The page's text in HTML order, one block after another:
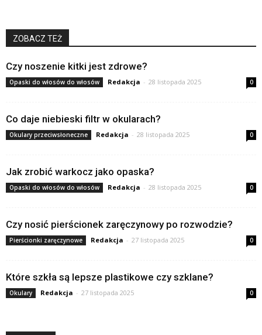
ZOBACZ TEŻ
Czy noszenie kitki jest zdrowe?
Opaski do włosów do włosów Redakcja - 28 listopada 2025 0
Co daje niebieski filtr w okularach?
Okulary przeciwsłoneczne Redakcja - 28 listopada 2025 0
Jak zrobić warkocz jako opaska?
Opaski do włosów do włosów Redakcja - 28 listopada 2025 0
Czy nosić pierścionek zaręczynowy po rozwodzie?
Pierścionki zaręczynowe Redakcja - 27 listopada 2025 0
Które szkła są lepsze plastikowe czy szklane?
Okulary Redakcja - 27 listopada 2025 0